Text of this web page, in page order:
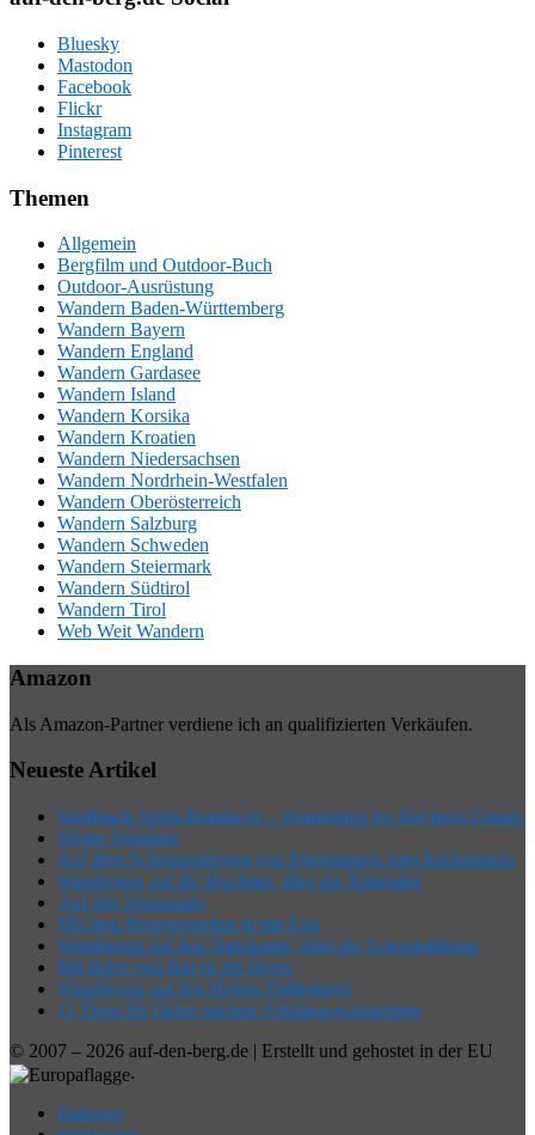
Bluesky
Mastodon
Facebook
Flickr
Instagram
Pinterest
Themen
Allgemein
Bergfilm und Outdoor-Buch
Outdoor-Ausrüstung
Wandern Baden-Württemberg
Wandern Bayern
Wandern England
Wandern Gardasee
Wandern Island
Wandern Korsika
Wandern Kroatien
Wandern Niedersachsen
Wandern Nordrhein-Westfalen
Wandern Oberösterreich
Wandern Salzburg
Wandern Schweden
Wandern Steiermark
Wandern Südtirol
Wandern Tirol
Web Weit Wandern
Amazon
Als Amazon-Partner verdiene ich an qualifizierten Verkäufen.
Neueste Artikel
Weißbach-Speik-Rundweg – Wanderung bei Bayrisch Gmain
Weiter Wandern
Auf dem Schmugglerweg von Ettenhausen zum Klobenstein
Wanderung auf die Hochries, über die Käseralm
Auf den Serponado
Mit dem Bergsteigerbus in die Eng
Wanderung auf den Jägerkamp, über die Schönfeldhütte
Mit Bahn und Bus in die Berge
Wanderung auf den Hohen Peißenberg
11 Tipps für Deine nächste Frühlingswanderung
© 2007 – 2026 auf-den-berg.de | Erstellt und gehostet in der EU
.
Dahoam